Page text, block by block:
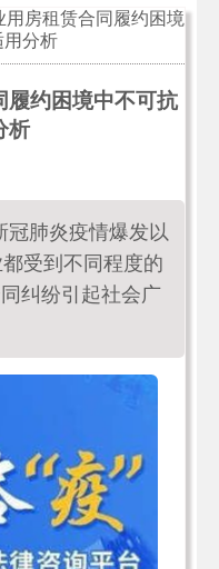
用房租赁合同履约困境
用分析
履约困境中不可抗
析
冠肺炎疫情爆发以
受到不同程度的
纠纷引起社会广